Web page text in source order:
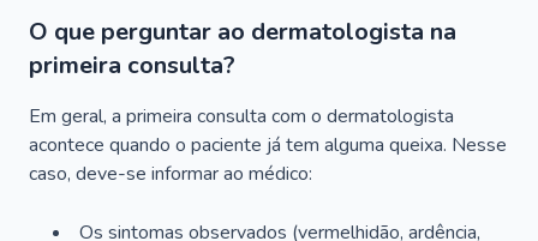
O que perguntar ao dermatologista na
primeira consulta?
Em geral, a primeira consulta com o dermatologista
acontece quando o paciente já tem alguma queixa. Nesse
caso, deve-se informar ao médico:
Os sintomas observados (vermelhidão, ardência,